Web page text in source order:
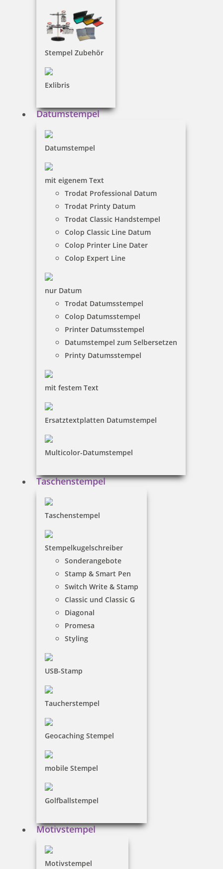
Stempel Zubehör
Exlibris
Datumstempel
Datumstempel
mit eigenem Text
Trodat Professional Datum
Trodat Printy Datum
Trodat Classic Handstempel
Colop Classic Line Datum
Colop Printer Line Dater
Colop Expert Line
nur Datum
Trodat Datumsstempel
Colop Datumsstempel
Printer Datumsstempel
Datumstempel zum Selbersetzen
Printy Datumsstempel
mit festem Text
Ersatztextplatten Datumstempel
Multicolor-Datumstempel
Taschenstempel
Taschenstempel
Stempelkugelschreiber
Sonderangebote
Stamp & Smart Pen
Switch Write & Stamp
Classic und Classic G
Diagonal
Promesa
Styling
USB-Stamp
Taucherstempel
Geocaching Stempel
mobile Stempel
Golfballstempel
Motivstempel
Motivstempel
17,00 €
Jetzt gestalten
Holzstempel Rund 20 mm Durchmesser
17,00 €
Jetzt gestalten
Holzstempel Rund 25 mm Durchmesser
Jetzt gestalten
Holzstempel Rund 30 mm Durchmesser
21,00 €
Jetzt gestalten
Jetzt gestalten
Holzstempel Rund 40 mm Durchmesser